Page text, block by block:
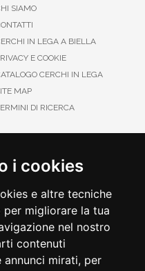
i cookies
e altre tecniche
migliorare la tua
nel nostro
contenuti
annunci mirati, per
SIAMO
IN LEGA A BIELLA
E COOKIE
CERCHI IN LEGA
MAP
DI RICERCA
CARTA DI CREDITO
PAYPAL
CONTRASSEGNO
POSTEPAY